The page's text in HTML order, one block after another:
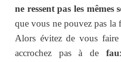
ne ressent pas les mêmes
que vous ne pouvez pas la
Alors évitez de vous
accrochez pas à de